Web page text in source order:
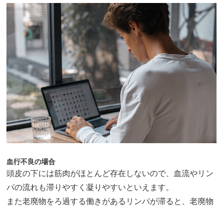
血行不良の場合
頭皮の下には筋肉がほとんど存在しないので、血流やリン
パの流れも滞りやすく凝りやすいといえます。
また老廃物をろ過する働きがあるリンパが滞ると、老廃物